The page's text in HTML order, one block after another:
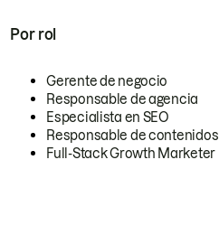
Por rol
Gerente de negocio
Responsable de agencia
Especialista en SEO
Responsable de contenidos
Full-Stack Growth Marketer